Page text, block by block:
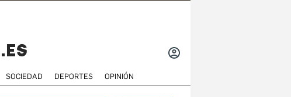
SOCIEDAD DEPORTES OPINIÓN